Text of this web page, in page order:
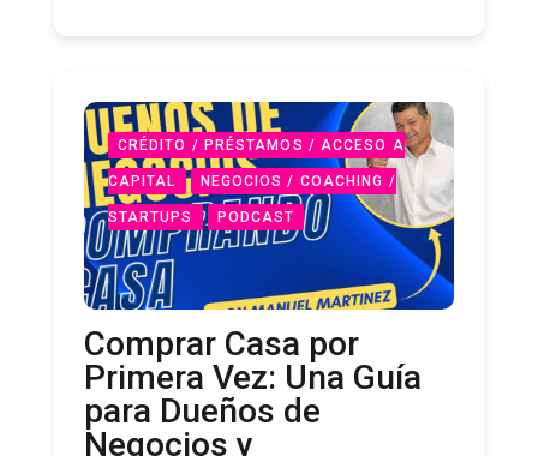
CRÉDITO / PRÉSTAMOS / ACCESO A
CAPITAL NEGOCIOS / COACHING /
STARTUPS PODCAST
Comprar Casa por
Primera Vez: Una Guía
para Dueños de
Negocios y